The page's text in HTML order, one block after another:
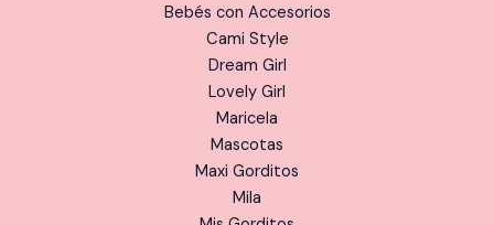
Bebés con Accesorios
Cami Style
Dream Girl
Lovely Girl
Maricela
Mascotas
Maxi Gorditos
Mila